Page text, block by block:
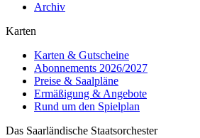
Archiv
Karten
Karten & Gutscheine
Abonnements 2026/2027
Preise & Saalpläne
Ermäßigung & Angebote
Rund um den Spielplan
Das Saarländische Staatsorchester